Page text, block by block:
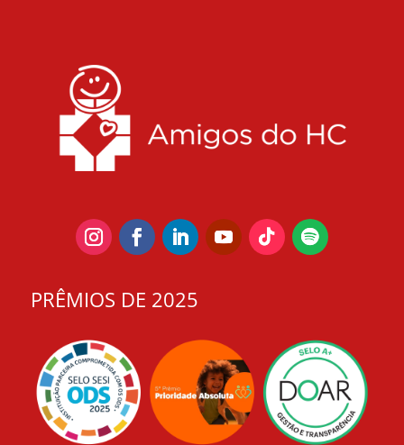
PRÊMIOS DE 2025